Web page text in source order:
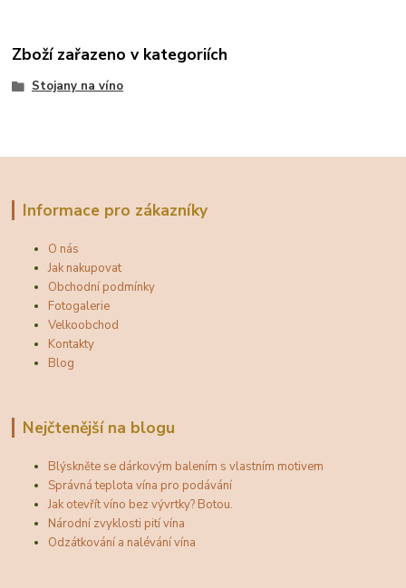
Zboží zařazeno v kategoriích
Stojany na víno
Informace pro zákazníky
O nás
Jak nakupovat
Obchodní podmínky
Fotogalerie
Velkoobchod
Kontakty
Blog
Nejčtenější na blogu
Blýskněte se dárkovým balením s vlastním motivem
Správná teplota vína pro podávání
Jak otevřít víno bez vývrtky? Botou.
Národní zvyklosti pití vína
Odzátkování a nalévání vína